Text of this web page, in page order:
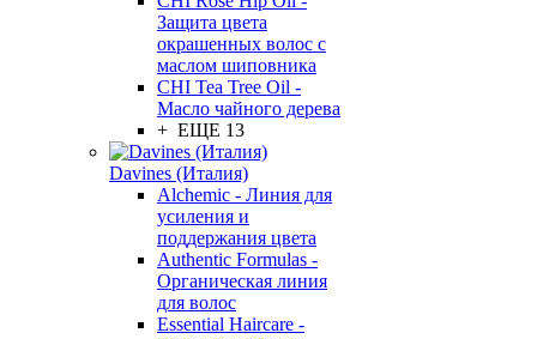
Защита цвета
окрашенных волос с
маслом шиповника
CHI Tea Tree Oil -
Масло чайного дерева
+ ЕЩЕ 13
Davines (Италия)
Alchemic - Линия для
усиления и
поддержания цвета
Authentic Formulas -
Органическая линия
для волос
Essential Haircare -